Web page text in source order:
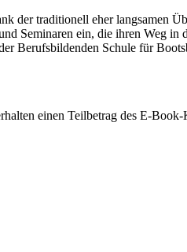
der traditionell eher langsamen
Seminaren ein, die ihren Weg
Berufsbildenden Schule für
einen Teilbetrag des E-